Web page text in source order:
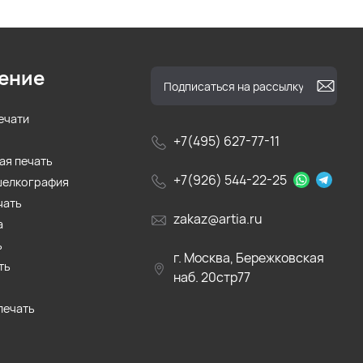
+7(495) 627-77-11
+7(926) 544-22-25
zakaz@artia.ru
г. Москва, Бережковская
наб. 20стр77
печать